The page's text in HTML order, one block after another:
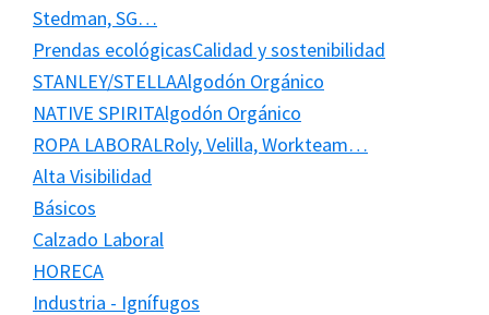
Stedman, SG…
Prendas ecológicasCalidad y sostenibilidad
STANLEY/STELLAAlgodón Orgánico
NATIVE SPIRITAlgodón Orgánico
ROPA LABORALRoly, Velilla, Workteam…
Alta Visibilidad
Básicos
Calzado Laboral
HORECA
Industria - Ignífugos